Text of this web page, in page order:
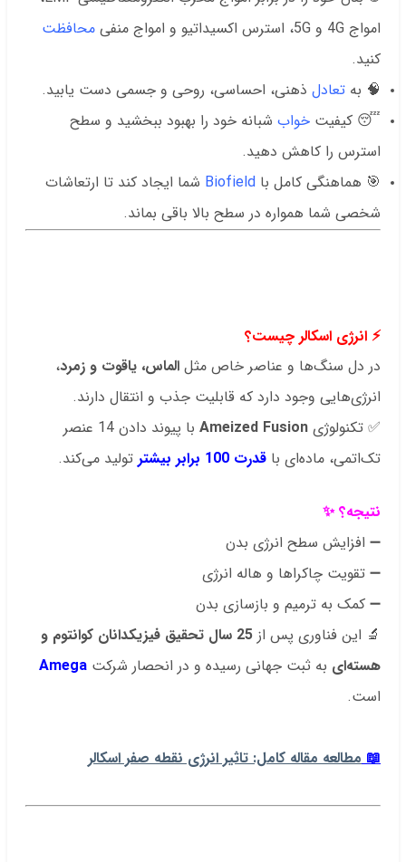
امواج 4G و 5G، استرس اکسیداتیو و امواج منفی
محافظت
کنید.
🧠 به تعادل ذهنی، احساسی، روحی و جسمی دست یابید.
😴 کیفیت خواب شبانه خود را بهبود ببخشید و سطح
استرس را کاهش دهید.
🎯 هماهنگی کامل با Biofield شما ایجاد کند تا ارتعاشات
شخصی شما همواره در سطح بالا باقی بماند.
⚡ انرژی اسکالر چیست؟
در دل سنگ‌ها و عناصر خاص مثل الماس، یاقوت و زمرد،
انرژی‌هایی وجود دارد که قابلیت جذب و انتقال دارند.
✅ تکنولوژی Ameized Fusion
با پیوند دادن 14 عنصر
تک‌اتمی، ماده‌ای با قدرت 100 برابر بیشتر تولید می‌کند.
نتیجه؟ ✨
➖ افزایش سطح انرژی بدن
➖ تقویت چاکراها و هاله انرژی
➖ کمک به ترمیم و بازسازی بدن
🔬 این فناوری پس از
25 سال تحقیق فیزیکدانان کوانتوم و
هسته‌ای به ثبت جهانی رسیده و در انحصار شرکت Amega
است.
📖مطالعه مقاله کامل: تاثیر انرژی نقطه صفر اسکالر